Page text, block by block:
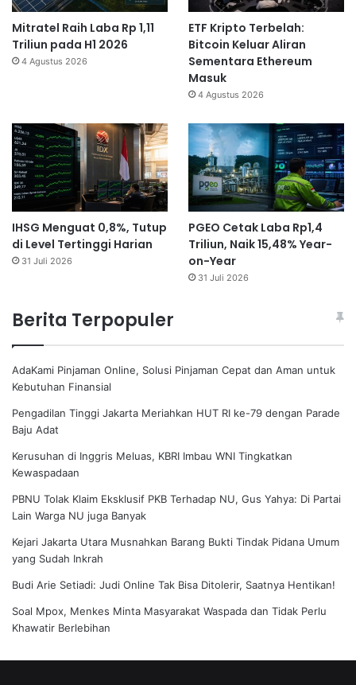
Mitratel Raih Laba Rp 1,11
Triliun pada H1 2026
4 Agustus 2026
ETF Kripto Terbelah:
Bitcoin Keluar Aliran
Sementara Ethereum
Masuk
4 Agustus 2026
IHSG Menguat 0,8%, Tutup
di Level Tertinggi Harian
31 Juli 2026
PGEO Cetak Laba Rp1,4
Triliun, Naik 15,48% Year-
on-Year
31 Juli 2026
Berita Terpopuler
AdaKami Pinjaman Online, Solusi Pinjaman Cepat dan Aman untuk
Kebutuhan Finansial
Pengadilan Tinggi Jakarta Meriahkan HUT RI ke-79 dengan Parade
Baju Adat
Kerusuhan di Inggris Meluas, KBRI Imbau WNI Tingkatkan
Kewaspadaan
PBNU Tolak Klaim Eksklusif PKB Terhadap NU, Gus Yahya: Di Partai
Lain Warga NU juga Banyak
Kejari Jakarta Utara Musnahkan Barang Bukti Tindak Pidana Umum
yang Sudah Inkrah
Budi Arie Setiadi: Judi Online Tak Bisa Ditolerir, Saatnya Hentikan!
Soal Mpox, Menkes Minta Masyarakat Waspada dan Tidak Perlu
Khawatir Berlebihan